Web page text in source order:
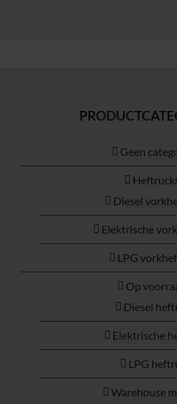
Geen
Diesel
Elektrische
LPG
Op
Diesel
Elektrische
LPG
Warehouse